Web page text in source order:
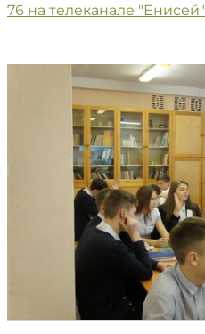
76 на телеканале "Енисей"